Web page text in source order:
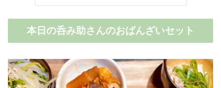
本日の呑み助さんのおばんざいセット